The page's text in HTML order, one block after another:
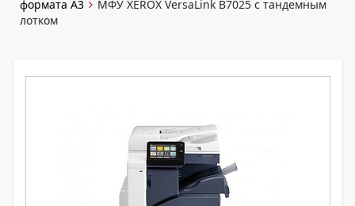
формата А3
МФУ XEROX VersaLink B7025 с тандемным
лотком